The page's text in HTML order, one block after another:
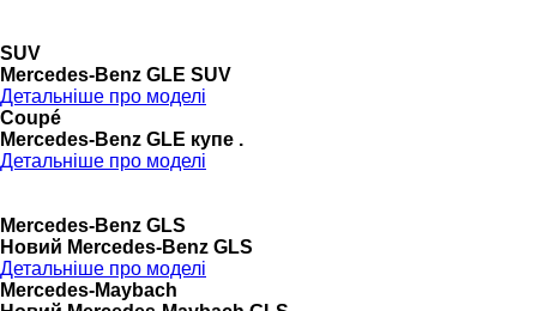
SUV
Mercedes-Benz GLE SUV
Детальніше про моделі
Coupé
Mercedes-Benz GLE купе .
Детальніше про моделі
Mercedes-Benz GLS
Новий Mercedes-Benz GLS
Детальніше про моделі
Mercedes-Maybach